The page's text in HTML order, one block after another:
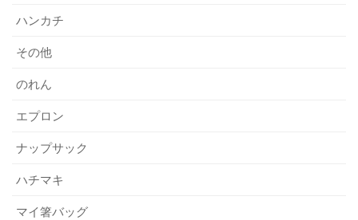
ハンカチ
その他
のれん
エプロン
ナップサック
ハチマキ
マイ箸バッグ